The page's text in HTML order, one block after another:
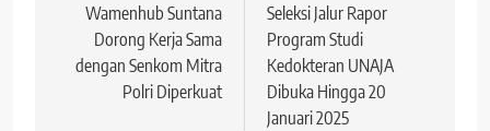
posWamenhub Suntana
Dorong Kerja Sama
dengan Senkom Mitra
Polri Diperkuat
Seleksi Jalur Rapor
Program Studi
Kedokteran UNAJA
Dibuka Hingga 20
Januari 2025